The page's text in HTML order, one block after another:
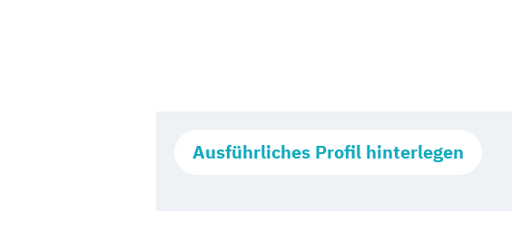
Ausführliches Profil hinterlegen